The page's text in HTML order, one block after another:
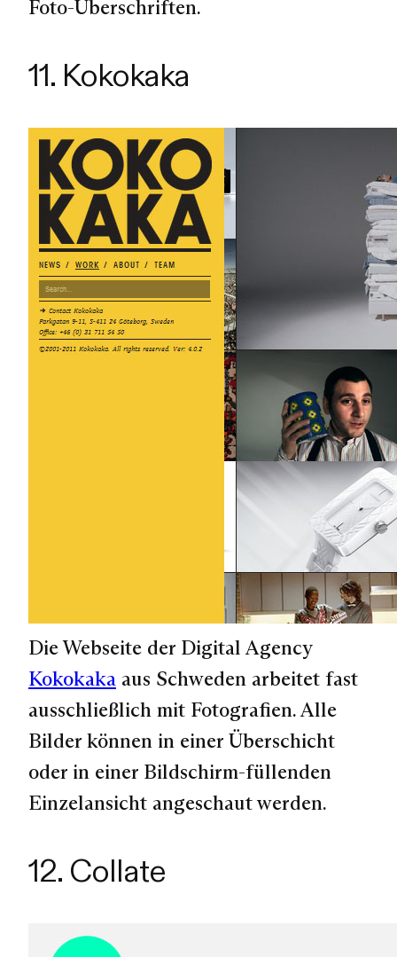
Foto-Überschriften.
11. Kokokaka
Die Webseite der Digital Agency
Kokokaka aus Schweden arbeitet fast
ausschließlich mit Fotografien. Alle
Bilder können in einer Überschicht
oder in einer Bildschirm-füllenden
Einzelansicht angeschaut werden.
12. Collate